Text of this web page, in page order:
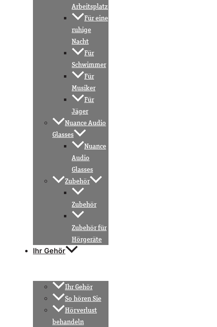
Arbeitsplatz
Für eine
ruhige
Nacht
Für
Schwimmer
Für
Musiker
Für
Jäger
Nuance Audio
Glasses
Nuance
Audio
Glasses
Zubehör
Zubehör
Zubehör für
Hörgeräte
Ihr Gehör
Ihr Gehör
So hören Sie
Hörverlust
behandeln